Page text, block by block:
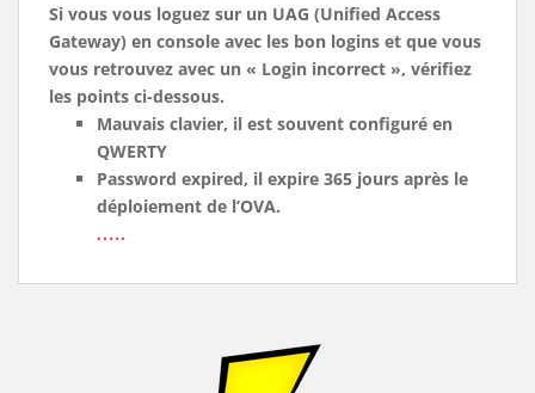
Si vous vous loguez sur un UAG (Unified Access
Gateway) en console avec les bon logins et que vous
vous retrouvez avec un « Login incorrect », vérifiez
les points ci-dessous.
Mauvais clavier, il est souvent configuré en
QWERTY
Password expired, il expire 365 jours après le
déploiement de l’OVA.
.....